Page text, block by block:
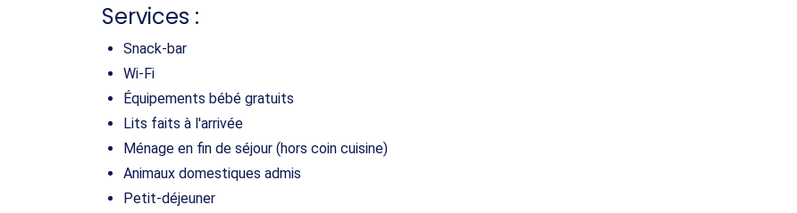
Services :
Snack-bar
Wi-Fi
Équipements bébé gratuits
Lits faits à l'arrivée
Ménage en fin de séjour (hors coin cuisine)
Animaux domestiques admis
Petit-déjeuner